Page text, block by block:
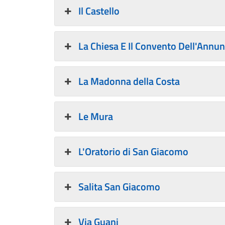
Il Castello
La Chiesa E Il Convento
La Madonna della Costa
Le Mura
L'Oratorio di San Giacomo
Salita San Giacomo
Via Guani